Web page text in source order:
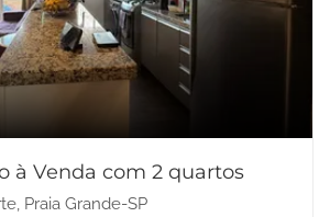
à Venda com 2 quartos
Praia Grande-SP